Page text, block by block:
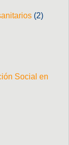
(2)
Social en